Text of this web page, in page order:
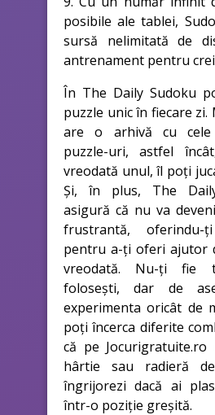
posibile ale tablei,
sursă nelimitată de
antrenament pentru
În The Daily Sudoku
puzzle unic în fiecare zi.
are o arhivă cu cele
puzzle-uri, astfel
vreodată unul, îl poți
Și, în plus, The
asigură că nu va
frustrantă,
pentru a-ți oferi ajutor
vreodată. Nu-ți fie
folosești, dar de
experimenta oricât de
poți încerca diferite
că pe
hârtie sau radieră
îngrijorezi dacă ai
într-o poziție greșită.